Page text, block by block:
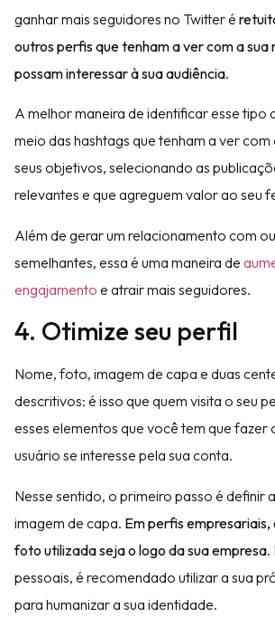
ganhar mais seguidores no Twitter é
outros perfis que tenham a ver com a sua
possam interessar à sua audiência.
A melhor maneira de identificar esse tipo
meio das hashtags que tenham a ver com
seus objetivos, selecionando as
relevantes e que agreguem valor ao seu
Além de gerar um relacionamento com
semelhantes, essa é uma maneira de
engajamento e atrair mais seguidores.
4. Otimize seu perfil
Nome, foto, imagem de capa e duas
descritivos: é isso que quem visita o seu
esses elementos que você tem que fazer
usuário se interesse pela sua conta.
Nesse sentido, o primeiro passo é definir
imagem de capa. Em perfis empresariais,
foto utilizada seja o logo da sua empresa.
pessoais, é recomendado utilizar a sua
para humanizar a sua identidade.